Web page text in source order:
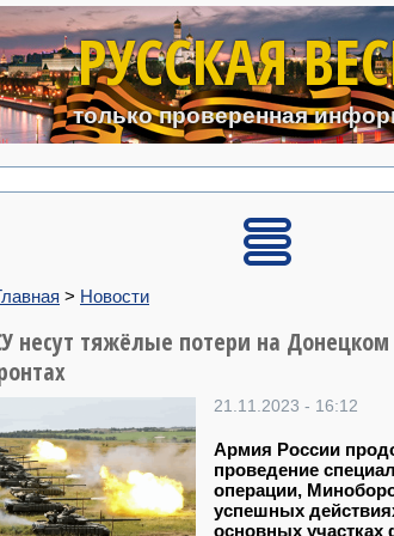
Перейти к
РУССКАЯ
только проверенная
> Новости
несут тяжёлые потери на
21.11.2023 - 16:12
Армия России
проведение
операции,
успешных
основных участках